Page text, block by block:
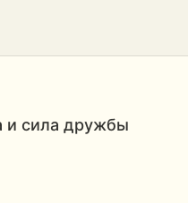
и сила дружбы